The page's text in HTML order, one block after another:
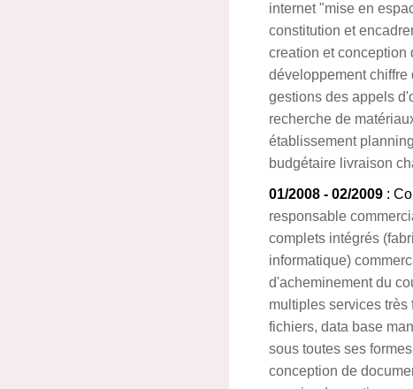
internet "mise en
constitution et
creation et conception
développement
gestions des appels
recherche de
établissement
budgétaire livraison
01/2008 - 02/2009 :
responsable
complets intégrés
informatique)
d'acheminement du
multiples services
fichiers, data base
sous toutes ses
conception de